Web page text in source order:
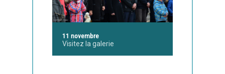
11 novembre
Visitez la galerie